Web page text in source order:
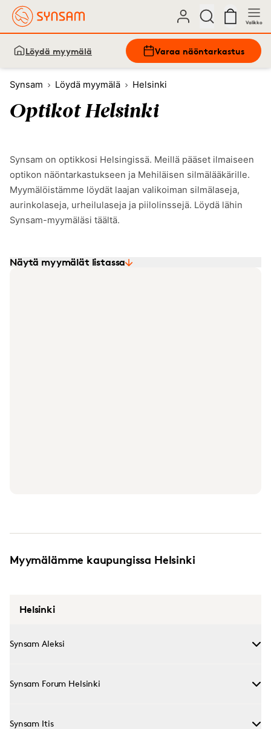
Valikko
Löydä myymälä Varaa näöntarkastus
Synsam Löydä myymälä Helsinki
Optikot Helsinki
Synsam on optikkosi Helsingissä. Meillä pääset ilmaiseen
optikon näöntarkastukseen ja Mehiläisen silmälääkärille.
Myymälöistämme löydät laajan valikoiman silmälaseja,
aurinkolaseja, urheilulaseja ja piilolinssejä. Löydä lähin
Synsam-myymäläsi täältä.
Näytä myymälät listassa
Myymälämme kaupungissa Helsinki
Helsinki
Synsam Aleksi
Synsam Forum Helsinki
Synsam Itis